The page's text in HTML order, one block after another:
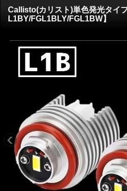
Callisto(カリスト)単色発光タイ
L1BY/FGL1BLY/FGL1BW】